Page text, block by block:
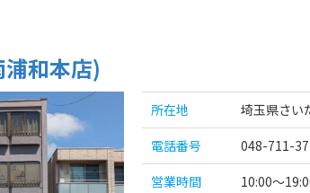
和本店)
所在地
埼玉県さい
電話番号
048-711-
営業時間
10:00～